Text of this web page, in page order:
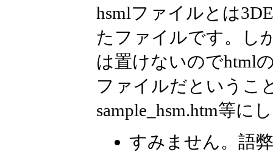
hsmlファイルとは
たファイルです。し
は置けないのでhtml
ファイルだというこ
sample_hsm.htm等に
すみません。語